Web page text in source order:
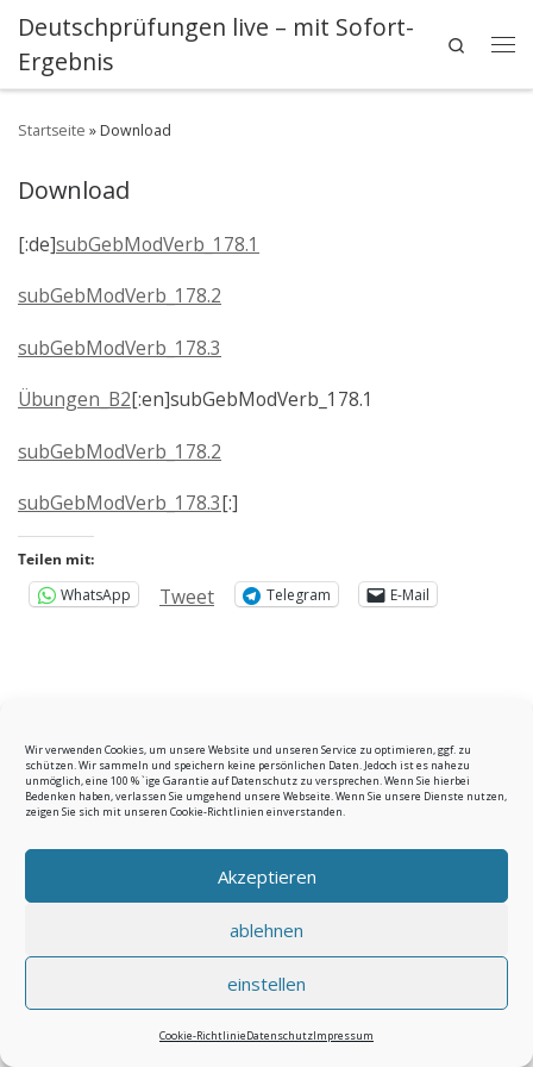
Wir verwenden Cookies, um unsere Website und unseren Service zu optimieren, ggf. zu
schützen. Wir sammeln und speichern keine persönlichen Daten. Jedoch ist es nahezu
unmöglich, eine 100 % `ige Garantie auf Datenschutz zu versprechen. Wenn Sie hierbei
Bedenken haben, verlassen Sie umgehend unsere Webseite. Wenn Sie unsere Dienste nutzen,
zeigen Sie sich mit unseren Cookie-Richtlinien einverstanden.
Akzeptieren
ablehnen
einstellen
Cookie-RichtlinieDatenschutzImpressum
Zum Inhalt springen
Deutschprüfungen live – mit Sofort-
Ergebnis
Search
Startseite » Download
Download
[:de]subGebModVerb_178.1
subGebModVerb_178.2
subGebModVerb_178.3
Übungen_B2[:en]subGebModVerb_178.1
subGebModVerb_178.2
subGebModVerb_178.3[:]
Teilen mit:
WhatsApp
Tweet Telegram E-Mail
© 2026 e-deutsch.de – Alle Rechte vorbehalten